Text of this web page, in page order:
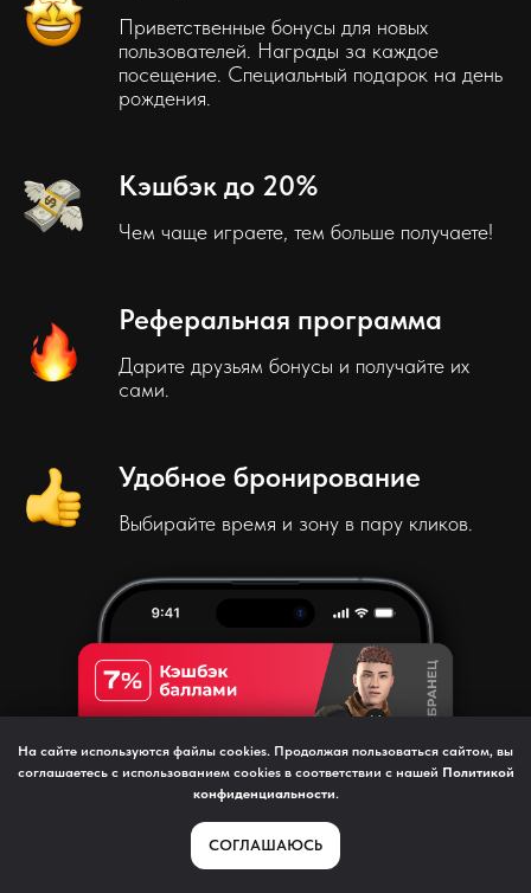
Приветственные бонусы для новых
пользователей. Награды за каждое
посещение. Специальный подарок на день
рождения.
Кэшбэк до 20%
Чем чаще играете, тем больше получаете!
Реферальная программа
Дарите друзьям бонусы и получайте их
сами.
Удобное бронирование
Выбирайте время и зону в пару кликов.
На сайте используются файлы cookies. Продолжая пользоваться сайтом, вы
соглашаетесь с использованием cookies в соответствии с нашей Политикой
конфиденциальности.
СОГЛАШАЮСЬ